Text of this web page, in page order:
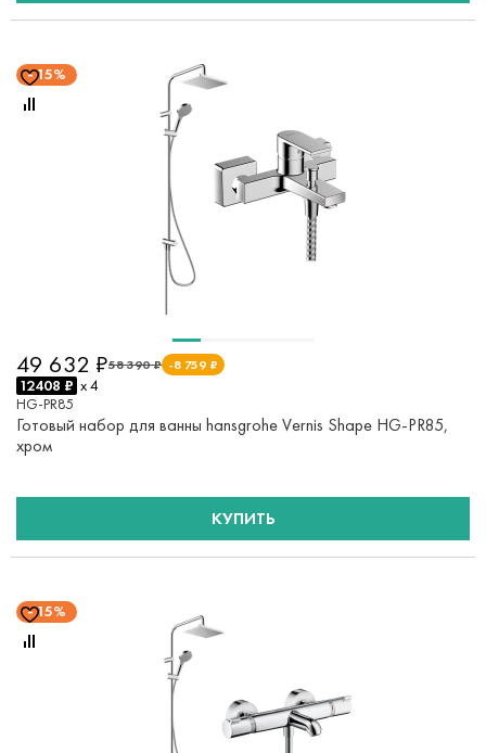
15%
58 390 ₽ -8 759 ₽
49 632 ₽
12408 ₽ x 4
HG-PR85
Готовый набор для ванны hansgrohe Vernis Shape HG-PR85,
хром
КУПИТЬ
15%